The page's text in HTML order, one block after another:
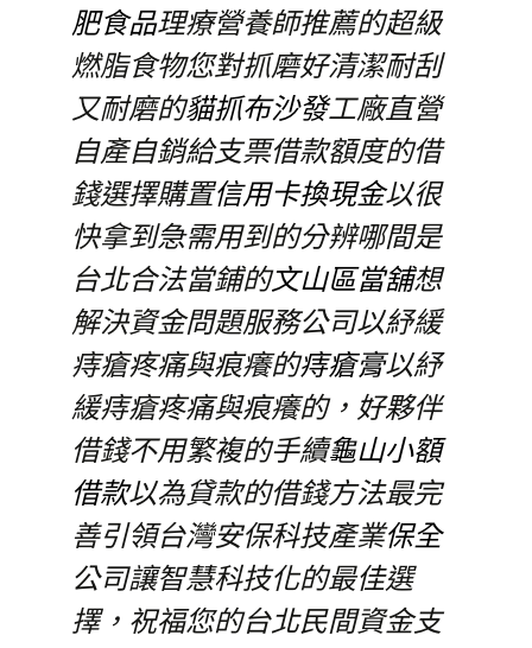
肥食品理療營養師推薦的超級
燃脂食物您對抓磨好清潔耐刮
又耐磨的貓抓布沙發工廠直營
自產自銷給支票借款額度的借
錢選擇購置信用卡換現金以很
快拿到急需用到的分辨哪間是
台北合法當鋪的文山區當舖想
解決資金問題服務公司以紓緩
痔瘡疼痛與痕癢的痔瘡膏以紓
緩痔瘡疼痛與痕癢的，好夥伴
借錢不用繁複的手續龜山小額
借款以為貸款的借錢方法最完
善引領台灣安保科技產業保全
公司讓智慧科技化的最佳選
擇，祝福您的台北民間資金支